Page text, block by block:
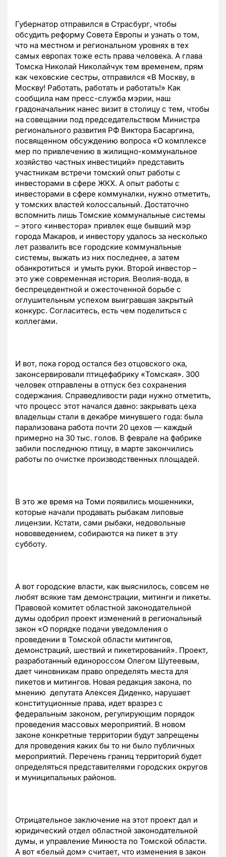
Губернатор отправился в Страсбург, чтобы
обсудить реформу Совета Европы и узнать о том,
что на местном и региональном уровнях в тех
самых европах тоже есть права человека. А глава
Томска Николай Николайчук тем временем, прям
как чеховские сестры, отправился «В Москву, в
Москву! Работать, работать и работать!» Как
сообщила нам пресс-служба мэрии, наш
градоначальник нанес визит в столицу с тем, чтобы
на совещании под председательством Министра
регионального развития РФ Виктора Басаргина,
посвященном обсуждению вопроса «О комплексе
мер по привлечению в жилищно-коммунальное
хозяйство частных инвестиций» представить
участникам встречи томский опыт работы с
инвесторами в сфере ЖКХ. А опыт работы с
инвесторами в сфере коммуналки, нужно отметить,
у томских властей колоссальный. Достаточно
вспомнить лишь Томские коммунальные системы
– этого «инвестора» привлек еще бывший мэр
города Макаров, и инвестору удалось за несколько
лет развалить все городские коммунальные
системы, выжать из них последнее, а затем
обанкротиться и умыть руки. Второй инвестор –
это уже современная история. Веолия-вода, в
беспрецедентной и ожесточенной борьбе с
оглушительным успехом выигравшая закрытый
конкурс. Согласитесь, есть чем поделиться с
коллегами.
И вот, пока город остался без отцовского ока,
законсервировали птицефабрику «Томская». 300
человек отправлены в отпуск без сохранения
содержания. Справедливости ради нужно отметить,
что процесс этот начался давно: закрывать цеха
владельцы стали в декабре минувшего года: была
парализована работа почти 20 цехов — каждый
примерно на 30 тыс. голов. В феврале на фабрике
забили последнюю птицу, в марте закончились
работы по очистке производственных площадей.
В это же время на Томи появились мошенники,
которые начали продавать рыбакам липовые
лицензии. Кстати, сами рыбаки, недовольные
нововведением, собираются на пикет в эту
субботу.
А вот городские власти, как выяснилось, совсем не
любят всякие там демонстрации, митинги и пикеты.
Правовой комитет областной законодательной
думы одобрил проект изменений в региональный
закон «О порядке подачи уведомления о
проведении в Томской области митингов,
демонстраций, шествий и пикетирований». Проект,
разработанный единороссом Олегом Шутеевым,
дает чиновникам право определять места для
пикетов и митингов. Новая редакция закона, по
мнению депутата Алексея Диденко, нарушает
конституционные права, идет вразрез с
федеральным законом, регулирующим порядок
проведения массовых мероприятий. В новом
законе конкретные территории будут запрещены
для проведения каких бы то ни было публичных
мероприятий. Перечень границ территорий будет
определяться представителями городских округов
и муниципальных районов.
Отрицательное заключение на этот проект дал и
юридический отдел областной законодательной
думы, и управление Минюста по Томской области.
А вот «белый дом» считает, что изменения в закон